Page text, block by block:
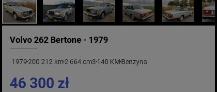
Volvo 262 Bertone - 1979
1979200 212 km2 664 cm3 140 KM Benzyna
46 300 zł